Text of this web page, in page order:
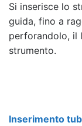
Si inserisce lo
guida, fino a
perforandolo, il
strumento.
Inserimento